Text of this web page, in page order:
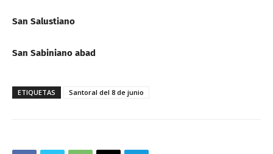
San Salustiano
San Sabiniano abad
ETIQUETAS Santoral del 8 de junio